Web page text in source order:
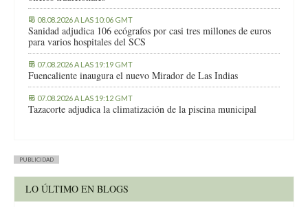
08.08.2026 A LAS 10:06 GMT
Sanidad adjudica 106 ecógrafos por casi tres millones de euros
para varios hospitales del SCS
07.08.2026 A LAS 19:19 GMT
Fuencaliente inaugura el nuevo Mirador de Las Indias
07.08.2026 A LAS 19:12 GMT
Tazacorte adjudica la climatización de la piscina municipal
PUBLICIDAD
LO ÚLTIMO EN BLOGS